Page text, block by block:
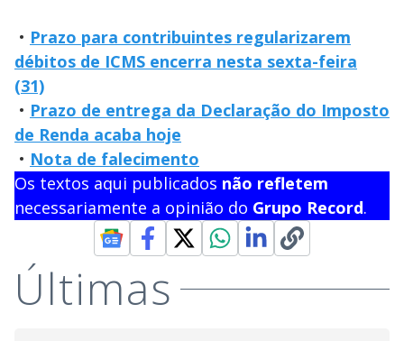
• Prazo para contribuintes regularizarem
débitos de ICMS encerra nesta sexta-feira
(31)
• Prazo de entrega da Declaração do Imposto
de Renda acaba hoje
• Nota de falecimento
Os textos aqui publicados não refletem
necessariamente a opinião do Grupo Record.
Últimas